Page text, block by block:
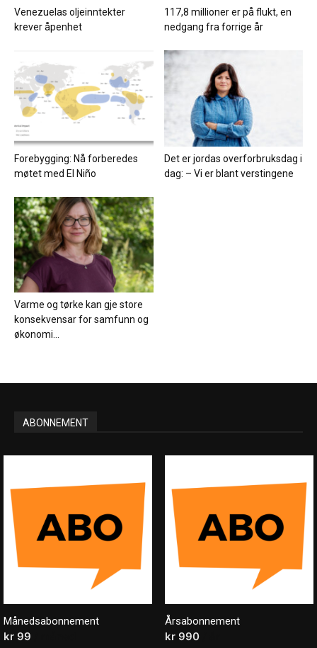
Venezuelas oljeinntekter
krever åpenhet
117,8 millioner er på flukt, en
nedgang fra forrige år
Forebygging: Nå forberedes
møtet med El Niño
Det er jordas overforbruksdag i
dag: – Vi er blant verstingene
Varme og tørke kan gje store
konsekvensar for samfunn og
økonomi...
ABONNEMENT
Månedsabonnement
kr 99
Årsabonnement
kr990